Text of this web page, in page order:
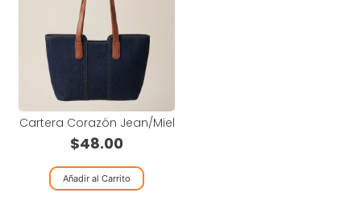
Cartera Corazón Jean/Miel
$48.00
Añadir al Carrito